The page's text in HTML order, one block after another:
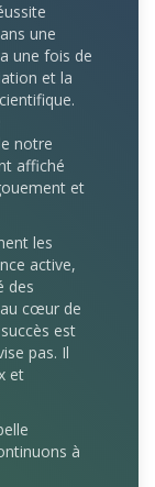
une
une fois de
et la
notre
affiché
et
les
active,
des
cœur de
est
pas. Il
et
à